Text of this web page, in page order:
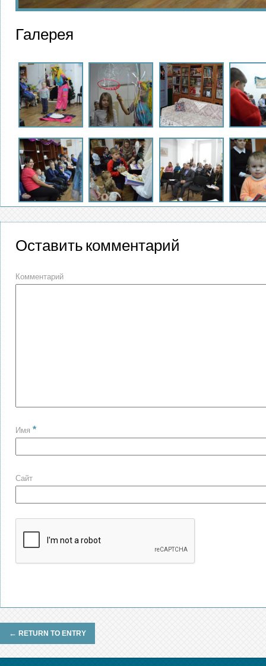
Галерея
Оставить комментарий
Комментарий
Имя *
Сайт
← RETURN TO ENTRY